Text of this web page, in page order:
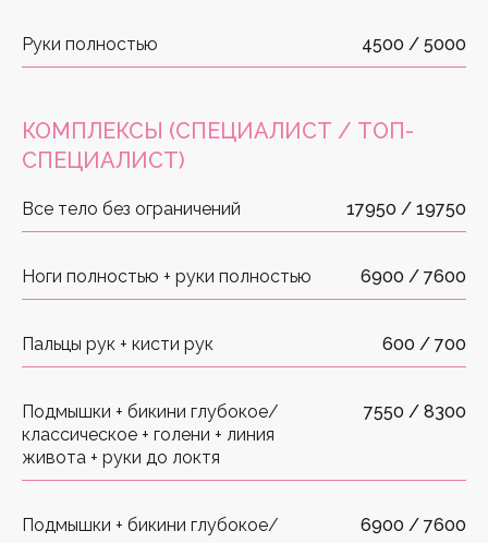
Руки полностью 4500 / 5000
КОМПЛЕКСЫ (СПЕЦИАЛИСТ / ТОП-
СПЕЦИАЛИСТ)
Все тело без ограничений 17950 / 19750
Ноги полностью + руки полностью 6900 / 7600
Пальцы рук + кисти рук 600 / 700
Подмышки + бикини глубокое/
классическое + голени + линия
живота + руки до локтя
7550 / 8300
Подмышки + бикини глубокое/
6900 / 7600